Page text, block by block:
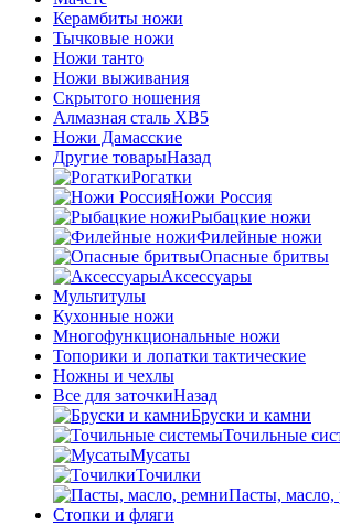
Керамбиты ножи
Тычковые ножи
Ножи танто
Ножи выживания
Скрытого ношения
Алмазная сталь ХВ5
Ножи Дамасские
Другие товарыНазад
Рогатки
Ножи Россия
Рыбацкие ножи
Филейные ножи
Опасные бритвы
Аксессуары
Мультитулы
Кухонные ножи
Многофункциональные ножи
Топорики и лопатки тактические
Ножны и чехлы
Все для заточкиНазад
Бруски и камни
Точильные
Мусаты
Точилки
Пасты, масло,
Стопки и фляги